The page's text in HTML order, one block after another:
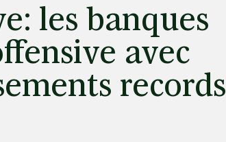
les banques
avec
records